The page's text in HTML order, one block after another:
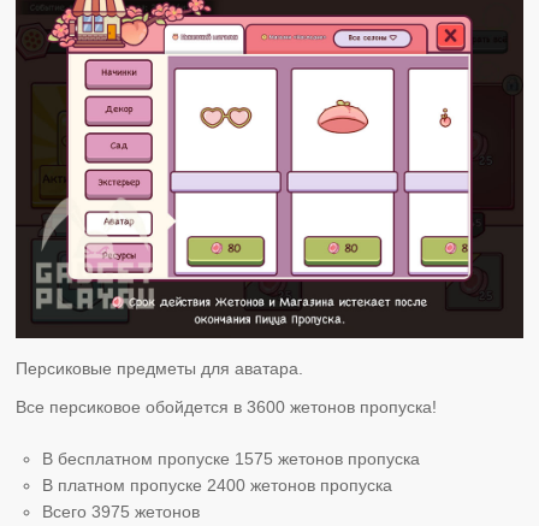
Персиковые предметы для аватара.
Все персиковое обойдется в 3600 жетонов пропуска!
В бесплатном пропуске 1575 жетонов пропуска
В платном пропуске 2400 жетонов пропуска
Всего 3975 жетонов